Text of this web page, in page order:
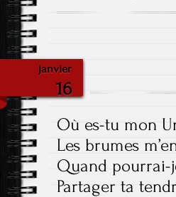
janvier
16
Où es-tu mon
Les brumes
Quand pourrai-
Partager ta